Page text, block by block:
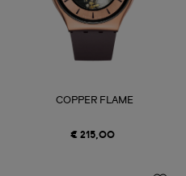
COPPER FLAME
€ 215,00